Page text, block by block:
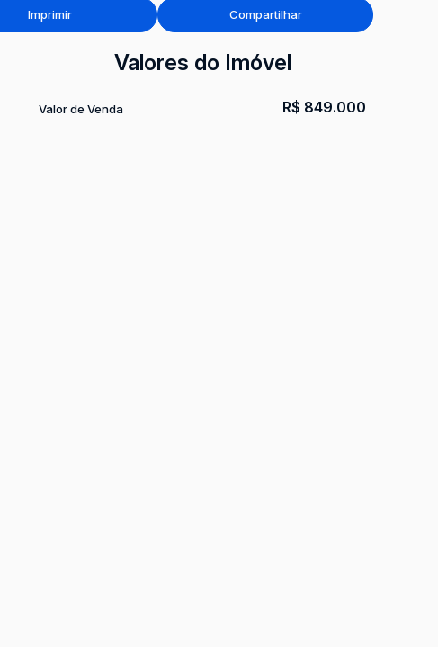
Imprimir Compartilhar
Valores do Imóvel
R$ 849.000
Valor de Venda